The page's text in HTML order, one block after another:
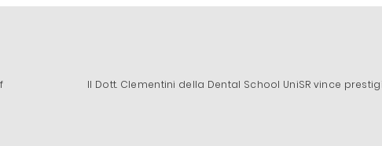
Il Dott. Clementini della Dental School UniSR vince